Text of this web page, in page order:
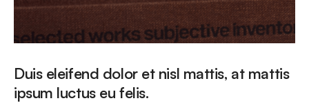
Duis eleifend dolor et nisl mattis, at mattis
ipsum luctus eu felis.